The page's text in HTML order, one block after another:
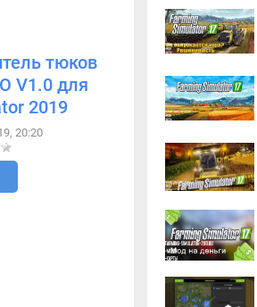
тюков
V1.0 для
2019
20:20